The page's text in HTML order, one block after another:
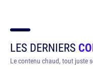
LES DERNIERS
Le contenu chaud, tout juste